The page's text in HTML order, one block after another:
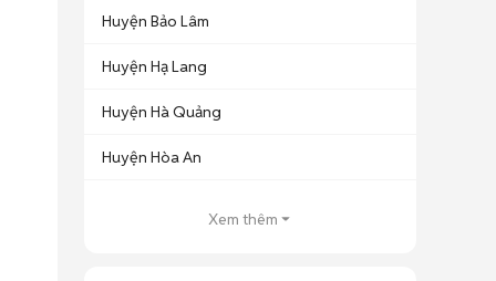
Huyện Bảo Lâm
Huyện Hạ Lang
Huyện Hà Quảng
Huyện Hòa An
Xem thêm